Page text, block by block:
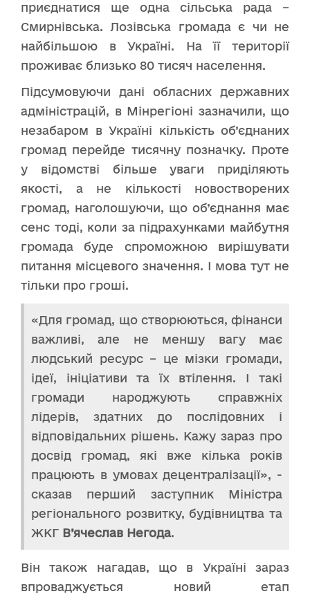
приєднатися ще одна сільська рада –
Смирнівська. Лозівська громада є чи не
найбільшою в Україні. На її території
проживає близько 80 тисяч населення.
Підсумовуючи дані обласних державних
адміністрацій, в Мінрегіоні зазначили, що
незабаром в Україні кількість об’єднаних
громад перейде тисячну позначку. Проте
у відомстві більше уваги приділяють
якості, а не кількості новостворених
громад, наголошуючи, що об’єднання має
сенс тоді, коли за підрахунками майбутня
громада буде спроможною вирішувати
питання місцевого значення. І мова тут не
тільки про гроші.
«Для громад, що створюються, фінанси
важливі, але не меншу вагу має
людський ресурс – це мізки громади,
ідеї, ініціативи та їх втілення. І такі
громади народжують справжніх
лідерів, здатних до послідовних і
відповідальних рішень. Кажу зараз про
досвід громад, які вже кілька років
працюють в умовах децентралізації», -
сказав перший заступник Міністра
регіонального розвитку, будівництва та
ЖКГ В’ячеслав Негода.
Він також нагадав, що в Україні зараз
впроваджується новий етап